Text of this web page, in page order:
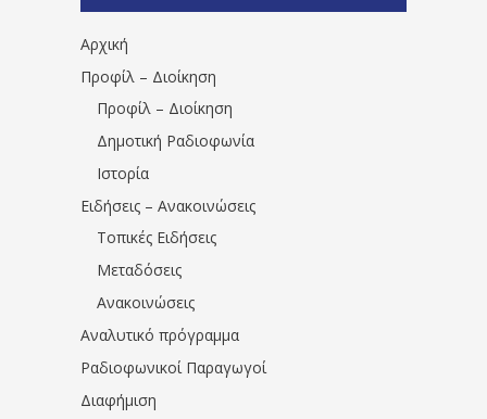
Αρχική
Προφίλ – Διοίκηση
Προφίλ – Διοίκηση
Δημοτική Ραδιοφωνία
Ιστορία
Ειδήσεις – Ανακοινώσεις
Τοπικές Ειδήσεις
Μεταδόσεις
Ανακοινώσεις
Αναλυτικό πρόγραμμα
Ραδιοφωνικοί Παραγωγοί
Διαφήμιση